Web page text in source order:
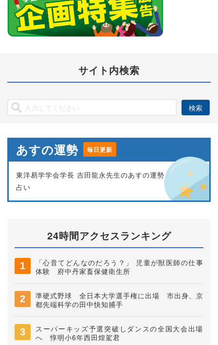
サイト内検索
あすの運勢 毎日更新
東洋易学学会学長 吉田龍永先生のあすの運勢
占い
24時間アクセスランキング
「心音てどんなのだろう？」 児童が獣医師の仕事
体験 府中丹家畜保健衛生所
準硬式野球 全日本大学選手権に出場 市出身、京
都先端科学の田中快知捕手
スーパーキッズ予選突破しダンスの全国大会出場
へ 惇明小6年西田煌駕君